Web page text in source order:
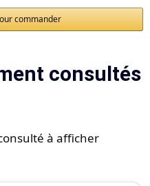
commander
consultés
à afficher